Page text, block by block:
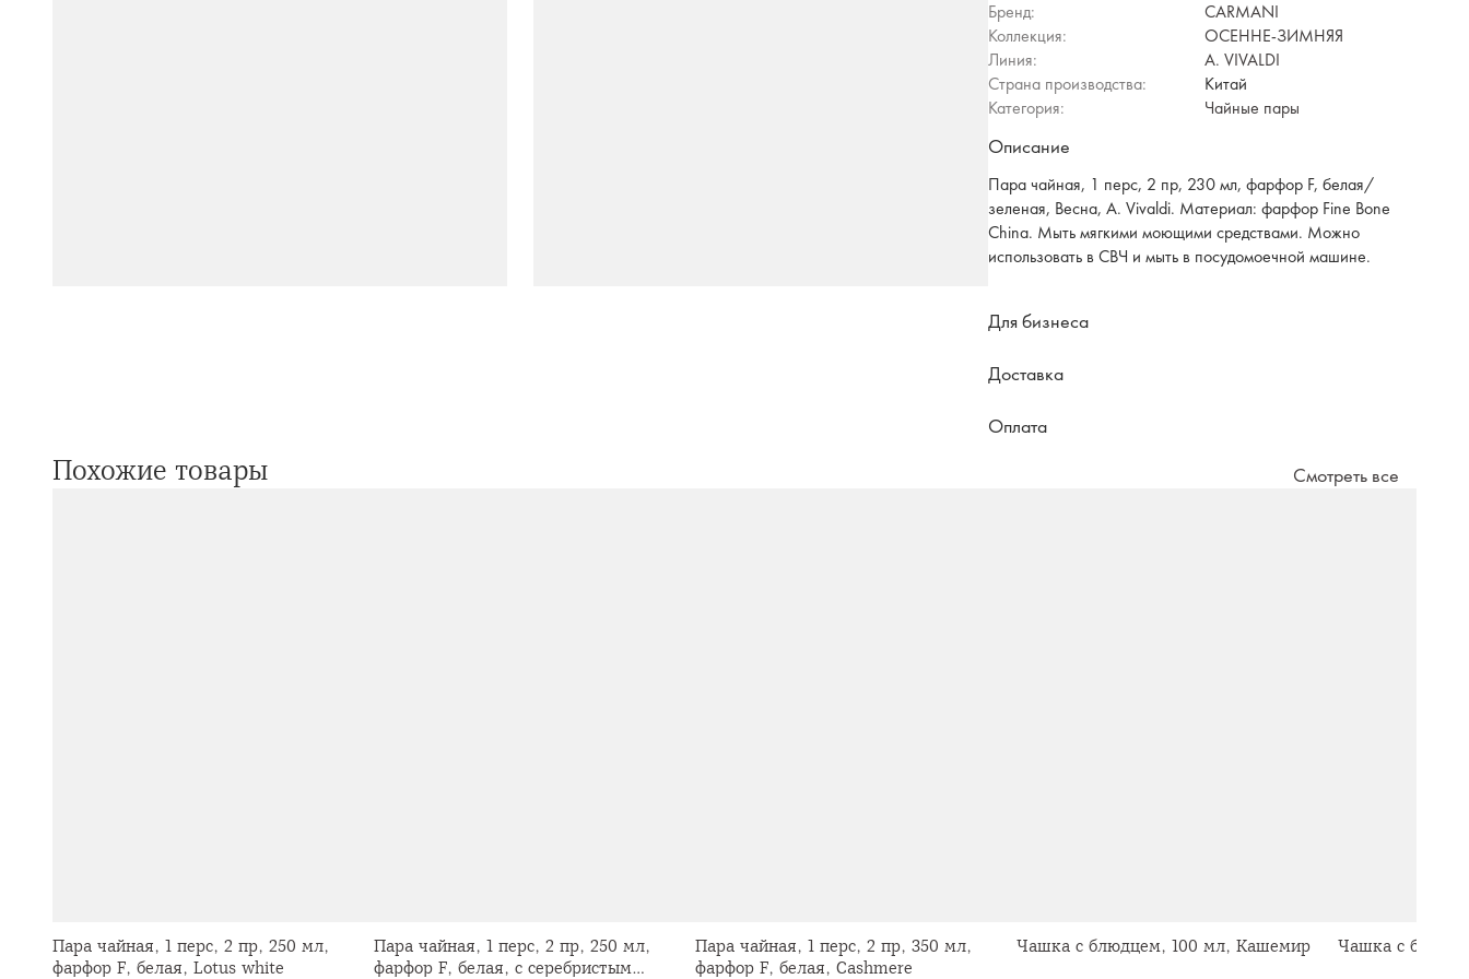
Бренд:
CARMANI
Коллекция:
ОСЕННЕ-ЗИМНЯЯ
Линия:
A. VIVALDI
Страна производства:
Китай
Категория:
Чайные пары
Описание
Пара чайная, 1 перс, 2 пр, 230 мл, фарфор F, белая/
зеленая, Весна, A. Vivaldi. Материал: фарфор Fine Bone
China. Мыть мягкими моющими средствами. Можно
использовать в СВЧ и мыть в посудомоечной машине.
Для бизнеса
Доставка
Оплата
Похожие товары Смотреть все
Пара чайная, 1 перс, 2 пр, 250 мл,
фарфор F, белая, Lotus white
Пара чайная, 1 перс, 2 пр, 250 мл,
фарфор F, белая, с серебристым
Пара чайная, 1 перс, 2 пр, 350 мл,
фарфор F, белая, Cashmere
Чашка с блюдцем, 100 мл, Кашемир Чашка с